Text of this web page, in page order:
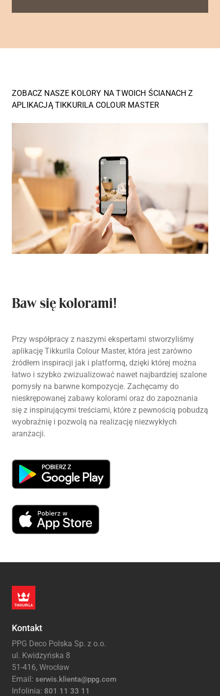
ZOBACZ NASZE KOLORY NA TWOICH ŚCIANACH Z
APLIKACJĄ TIKKURILA COLOUR MASTER
Baw się kolorami!
Przy współpracy z naszymi ekspertami stworzyliśmy
aplikację Tikkurila Colour Master, która jest zarówno
źródłem inspiracji jak i platformą, dzięki której można
łatwo i szybko zwizualizować nawet najbardziej szalone
pomysły na barwne kompozycje. Zachęcamy do
nieskrępowanej zabawy kolorami oraz do zapoznania
się z inspirującymi treściami, które z pewnością pobudzą
wyobraźnię i pozwolą na realizację niezwykłych
aranżacji.
Kontakt
PPG Deco Polska Sp. z o.o.
ul. Kwidzyńska 8
51-416, Wrocław
Email: serwis.klienta@ppg.com
Infolinia: 801 11 33 11